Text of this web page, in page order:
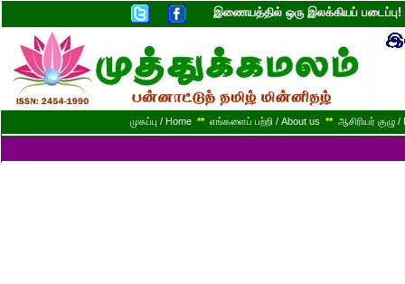
இணையத்தில் ஒரு இலக்கியப்
முகப்பு / Home ** எங்களைப் பற்றி / About us ** ஆசிரியர் குழு